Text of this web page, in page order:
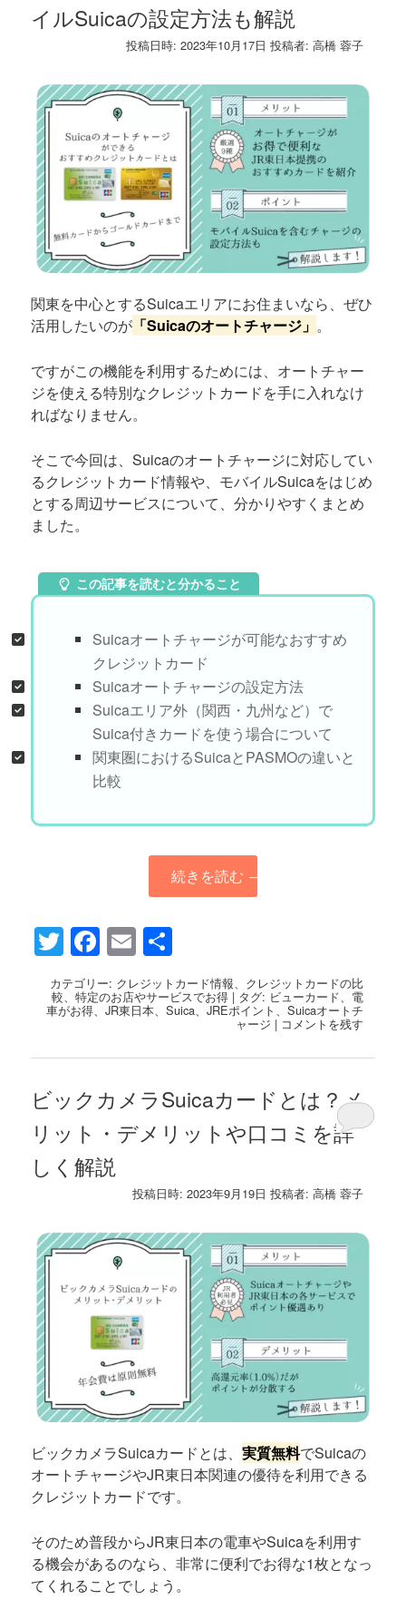
イルSuicaの設定方法も解説
投稿日時:2023年10月17日 投稿者:高橋 蓉子
関東を中心とするSuicaエリアにお住まいなら、ぜひ
活用したいのが 「Suicaのオートチャージ」 。
ですがこの機能を利用するためには、オートチャー
ジを使える特別なクレジットカードを手に入れなけ
ればなりません。
そこで今回は、Suicaのオートチャージに対応してい
るクレジットカード情報や、モバイルSuicaをはじめ
とする周辺サービスについて、分かりやすくまとめ
ました。
この記事を読むと分かること
Suicaオートチャージが可能なおすすめ
クレジットカード
Suicaオートチャージの設定方法
Suicaエリア外（関西・九州など）で
Suica付きカードを使う場合について
関東圏におけるSuicaとPASMOの違いと
比較
続きを読む →
Twitter
Facebook
Email
有
カテゴリー: クレジットカード情報、 クレジットカードの比
較、特定のお店やサービスでお得 | タグ: ビューカード、 電
車がお得、JR東日本、Suica、JREポイント 、Suicaオートチ
ャージ | コメントを残す
ビックカメラSuicaカードとは？メ
リット・デメリットや口コミを詳
しく解説
投稿日時:2023年9月19日 投稿者:高橋 蓉子
ビックカメラSuicaカードとは、実質無料でSuicaの
オートチャージやJR東日本関連の優待を利用できる
クレジットカードです。
そのため普段からJR東日本の電車やSuicaを利用す
る機会があるのなら、非常に便利でお得な1枚となっ
てくれることでしょう。